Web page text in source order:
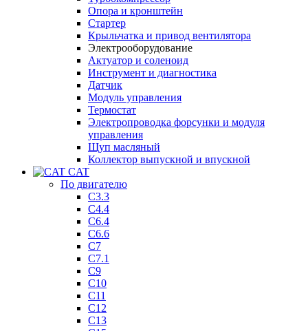
Опора и кронштейн
Стартер
Крыльчатка и привод вентилятора
Электрооборудование
Актуатор и соленоид
Инструмент и диагностика
Датчик
Модуль управления
Термостат
Электропроводка форсунки и модуля
управления
Щуп масляный
Коллектор выпускной и впускной
CAT
По двигателю
C3.3
C4.4
C6.4
C6.6
C7
C7.1
C9
C10
C11
C12
C13